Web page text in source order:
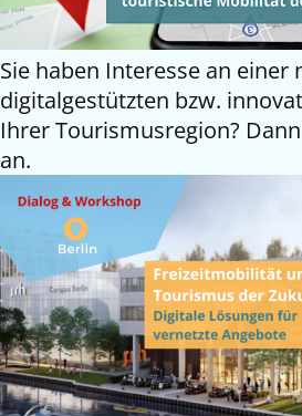
Sie haben Interesse an einer
digitalgestützten bzw.
Ihrer Tourismusregion?
an.